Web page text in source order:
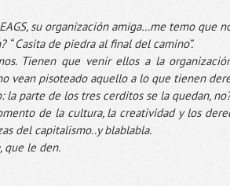
EAGS, su organizaciónamiga…me temo que
“Casitade piedra al final del camino”.
Tienen que venir ellos a la
vean pisoteado aquello a lo que tienen
la parte de los tres cerditosse la quedan,
de la cultura, la creatividad y los
del capitalismo..yblablabla.
que le den.